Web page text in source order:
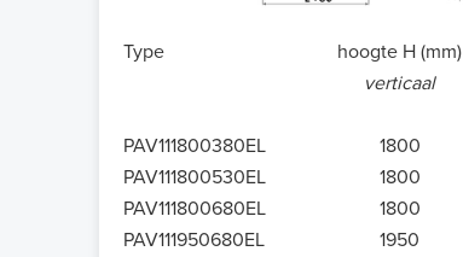
Type hoogte H (mm)
verticaal
PAV111800380EL 1800
PAV111800530EL
1800
PAV111800680EL
1800
PAV111950680EL
1950